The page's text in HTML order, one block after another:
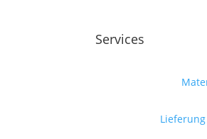
Services